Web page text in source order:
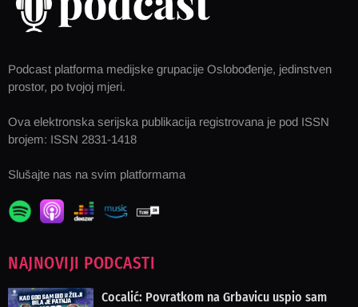
Podcast platforma medijske grupacije Oslobođenje, jedinstven
prostor, po tvojoj mjeri.
Ova elektronska serijska publikacija registrovana je pod ISSN
brojem: ISSN 2831-1418
Slušajte nas na svim platformama
NAJNOVIJI PODCASTI
Cocalić: Povratkom na Grbavicu uspio sam